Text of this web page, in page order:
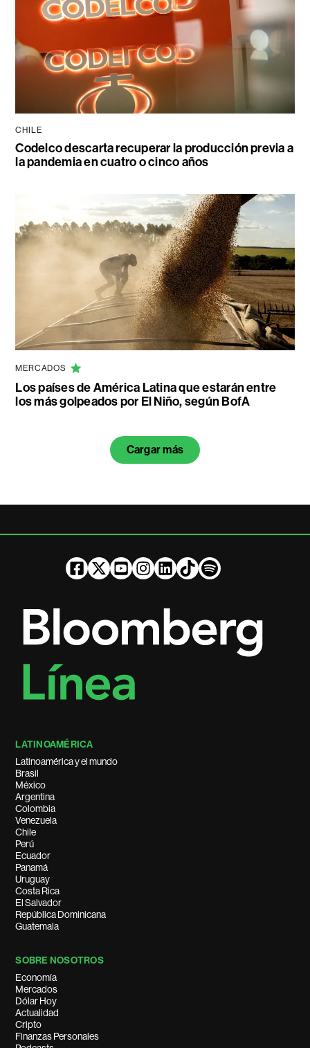
CHILE
Codelco descarta recuperar la producción previa a
la pandemia en cuatro o cinco años
MERCADOS
Los países de América Latina que estarán entre
los más golpeados por El Niño, según BofA
Cargar más
LATINOAMÉRICA
Latinoamérica y el mundo
Brasil
México
Argentina
Colombia
Venezuela
Chile
Perú
Ecuador
Panamá
Uruguay
Costa Rica
El Salvador
República Dominicana
Guatemala
SOBRE NOSOTROS
Economía
Mercados
Dólar Hoy
Actualidad
Cripto
Finanzas Personales